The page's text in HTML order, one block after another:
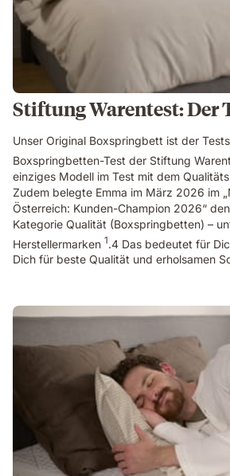
Stiftung Warentest: Der
Unser Original Boxspringbett ist der
Boxspringbetten-Test der Stiftung
einziges Modell im Test mit dem
Zudem belegte Emma im März 2026 im
Österreich: Kunden-Champion 2026“
Kategorie Qualität (Boxspringbetten) –
Herstellermarken 1 .4 Das bedeutet für
Dich für beste Qualität und erholsamen